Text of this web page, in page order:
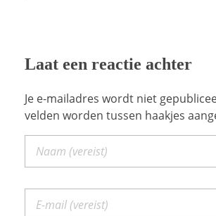
Laat een reactie achter
Je e-mailadres wordt niet
velden worden tussen haakjes